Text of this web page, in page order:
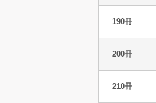
190冊
200冊
210冊